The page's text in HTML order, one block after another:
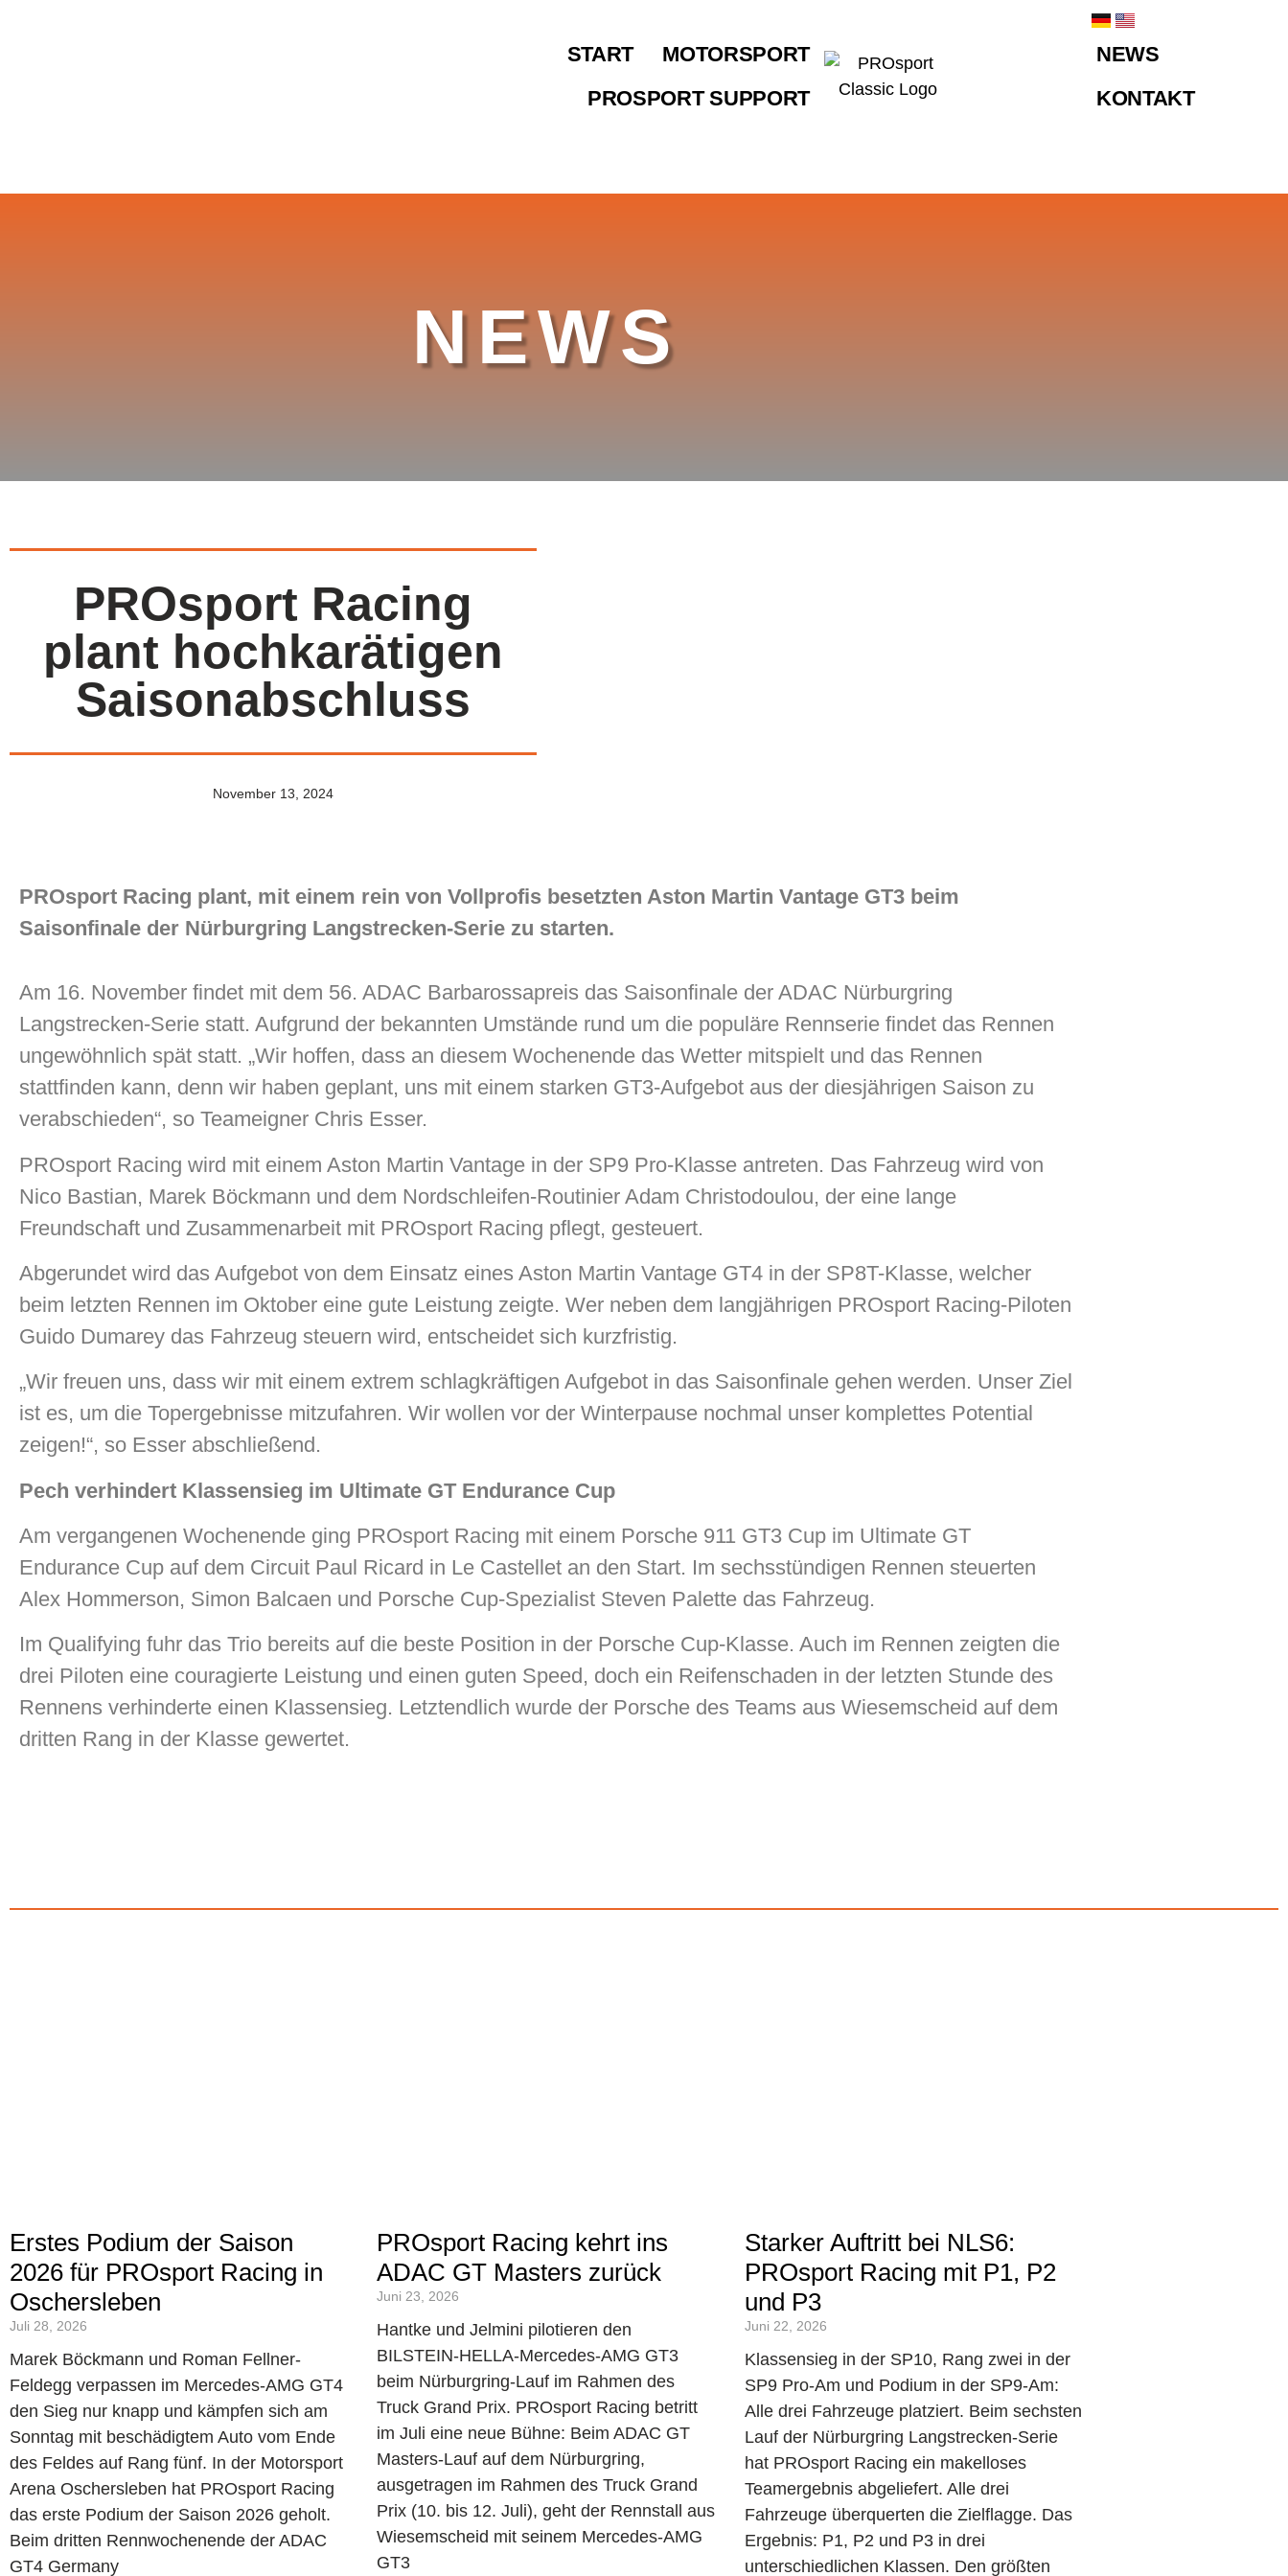
START
MOTORSPORT
PROSPORT SUPPORT
NEWS
KONTAKT
NEWS
PROsport Racing
plant hochkarätigen
Saisonabschluss
November 13, 2024
PROsport Racing plant, mit einem rein von Vollprofis besetzten Aston Martin Vantage GT3 beim
Saisonfinale der Nürburgring Langstrecken-Serie zu starten.
Am 16. November findet mit dem 56. ADAC Barbarossapreis das Saisonfinale der ADAC Nürburgring
Langstrecken-Serie statt. Aufgrund der bekannten Umstände rund um die populäre Rennserie findet das Rennen
ungewöhnlich spät statt. „Wir hoffen, dass an diesem Wochenende das Wetter mitspielt und das Rennen
stattfinden kann, denn wir haben geplant, uns mit einem starken GT3-Aufgebot aus der diesjährigen Saison zu
verabschieden“, so Teameigner Chris Esser.
PROsport Racing wird mit einem Aston Martin Vantage in der SP9 Pro-Klasse antreten. Das Fahrzeug wird von
Nico Bastian, Marek Böckmann und dem Nordschleifen-Routinier Adam Christodoulou, der eine lange
Freundschaft und Zusammenarbeit mit PROsport Racing pflegt, gesteuert.
Abgerundet wird das Aufgebot von dem Einsatz eines Aston Martin Vantage GT4 in der SP8T-Klasse, welcher
beim letzten Rennen im Oktober eine gute Leistung zeigte. Wer neben dem langjährigen PROsport Racing-Piloten
Guido Dumarey das Fahrzeug steuern wird, entscheidet sich kurzfristig.
„Wir freuen uns, dass wir mit einem extrem schlagkräftigen Aufgebot in das Saisonfinale gehen werden. Unser Ziel
ist es, um die Topergebnisse mitzufahren. Wir wollen vor der Winterpause nochmal unser komplettes Potential
zeigen!“, so Esser abschließend.
Pech verhindert Klassensieg im Ultimate GT Endurance Cup
Am vergangenen Wochenende ging PROsport Racing mit einem Porsche 911 GT3 Cup im Ultimate GT
Endurance Cup auf dem Circuit Paul Ricard in Le Castellet an den Start. Im sechsstündigen Rennen steuerten
Alex Hommerson, Simon Balcaen und Porsche Cup-Spezialist Steven Palette das Fahrzeug.
Im Qualifying fuhr das Trio bereits auf die beste Position in der Porsche Cup-Klasse. Auch im Rennen zeigten die
drei Piloten eine couragierte Leistung und einen guten Speed, doch ein Reifenschaden in der letzten Stunde des
Rennens verhinderte einen Klassensieg. Letztendlich wurde der Porsche des Teams aus Wiesemscheid auf dem
dritten Rang in der Klasse gewertet.
Erstes Podium der Saison
2026 für PROsport Racing in
Oschersleben
Juli 28, 2026
Marek Böckmann und Roman Fellner-
Feldegg verpassen im Mercedes-AMG GT4
den Sieg nur knapp und kämpfen sich am
Sonntag mit beschädigtem Auto vom Ende
des Feldes auf Rang fünf. In der Motorsport
Arena Oschersleben hat PROsport Racing
das erste Podium der Saison 2026 geholt.
Beim dritten Rennwochenende der ADAC
GT4 Germany
PROsport Racing kehrt ins
ADAC GT Masters zurück
Juni 23, 2026
Hantke und Jelmini pilotieren den
BILSTEIN-HELLA-Mercedes-AMG GT3
beim Nürburgring-Lauf im Rahmen des
Truck Grand Prix. PROsport Racing betritt
im Juli eine neue Bühne: Beim ADAC GT
Masters-Lauf auf dem Nürburgring,
ausgetragen im Rahmen des Truck Grand
Prix (10. bis 12. Juli), geht der Rennstall aus
Wiesemscheid mit seinem Mercedes-AMG
GT3
Starker Auftritt bei NLS6:
PROsport Racing mit P1, P2
und P3
Juni 22, 2026
Klassensieg in der SP10, Rang zwei in der
SP9 Pro-Am und Podium in der SP9-Am:
Alle drei Fahrzeuge platziert. Beim sechsten
Lauf der Nürburgring Langstrecken-Serie
hat PROsport Racing ein makelloses
Teamergebnis abgeliefert. Alle drei
Fahrzeuge überquerten die Zielflagge. Das
Ergebnis: P1, P2 und P3 in drei
unterschiedlichen Klassen. Den größten